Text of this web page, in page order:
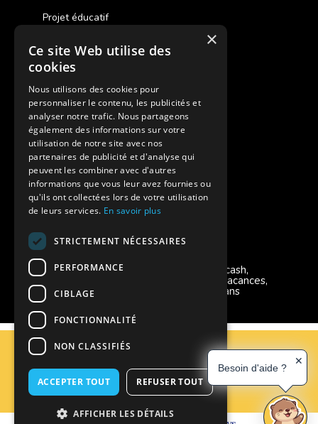
Projet éducatif
Des colonies de vacances inclusives
Assurances annulations
Aides financières pour partir en colonie
Charte de confidentialité
Vacances Adaptées Adulte Supernova
Modes de règlement acceptés
Chèque, Virement, Espèces, Mandats cash,
Bons CAF, Conseil général, Chèques vacances,
Carte bancaire, Prise en charge reçu sans
règlement, Prélèvement, Pass Colo
Plan du site
Espace Professionnels
Besoin d'aide ?
✕
×
Ce site Web utilise des
cookies
Nous utilisons des cookies pour
personnaliser le contenu, les publicités et
analyser notre trafic. Nous partageons
également des informations sur votre
utilisation de notre site avec nos
partenaires de publicité et d'analyse qui
peuvent les combiner avec d'autres
informations que vous leur avez fournies ou
qu'ils ont collectées lors de votre utilisation
de leurs services. En savoir plus
STRICTEMENT NÉCESSAIRES
PERFORMANCE
CIBLAGE
FONCTIONNALITÉ
NON CLASSIFIÉS
ACCEPTER TOUT REFUSER TOUT
AFFICHER LES DÉTAILS